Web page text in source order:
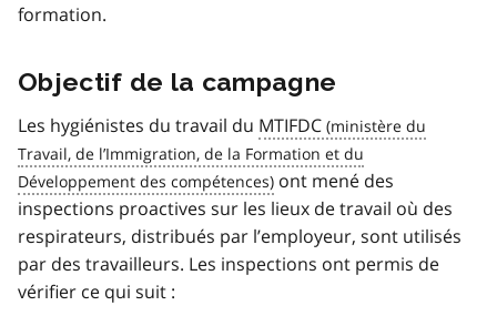
formation.
Objectif de la campagne
Les hygiénistes du travail du MTIFDC
ont mené des
inspections proactives sur les lieux de travail où des
respirateurs, distribués par l’employeur, sont utilisés
par des travailleurs. Les inspections ont permis de
vérifier ce qui suit :